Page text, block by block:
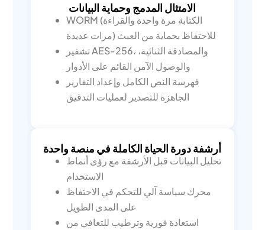
الامتثال المدمج وحماية البيانات
WORM (الكتابة مرة واحدة والقراءة
مرات عديدة) للاحتفاظ بحماية من العبث
تشفير AES-256، والمصادقة الثنائية،
والوصول الآمن القائم على الأدوار
فهرسة النص الكامل وإعداد التقارير
الجاهزة للتصدير لعمليات التدقيق
أرشفة دورة الحياة الكاملة في منصة واحدة
تحليل البيانات قبل الأرشفة مع رؤى أنماط
الاستخدام
محرك سياسة آلي للتحكم في الاحتفاظ
على المدى الطويل
استعادة فورية وترطيب للتعافي من